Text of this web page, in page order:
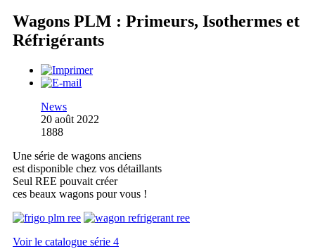
Wagons PLM : Primeurs, Isothermes et
Réfrigérants
News
20 août 2022
1888
Une série de wagons anciens
est disponible chez vos détaillants
Seul REE pouvait créer
ces beaux wagons pour vous !
Voir le catalogue série 4